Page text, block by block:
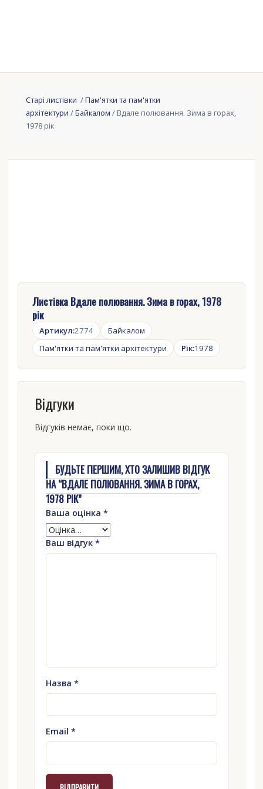
Старі листівки /Пам'ятки та пам'ятки
архітектури /Байкалом / Вдале полювання. Зима в горах,
1978 рік
Листівка Вдале полювання. Зима в горах, 1978
рік
Артикул:2774
Байкалом
Пам'ятки та пам'ятки архітектури
Рік:1978
Відгуки
Відгуків немає, поки що.
БУДЬТЕ ПЕРШИМ, ХТО ЗАЛИШИВ ВІДГУК
НА “ВДАЛЕ ПОЛЮВАННЯ. ЗИМА В ГОРАХ,
1978 РІК”
Ваша оцінка *
Ваш відгук *
Назва *
Email *